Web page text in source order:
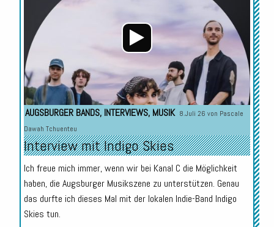
AUGSBURGER BANDS, INTERVIEWS, MUSIK 8.Juli 26 von Pascale
Dawah Tchuenteu
Interview mit Indigo Skies
Ich freue mich immer, wenn wir bei Kanal C die Möglichkeit
haben, die Augsburger Musikszene zu unterstützen. Genau
das durfte ich dieses Mal mit der lokalen Indie-Band Indigo
Skies tun.